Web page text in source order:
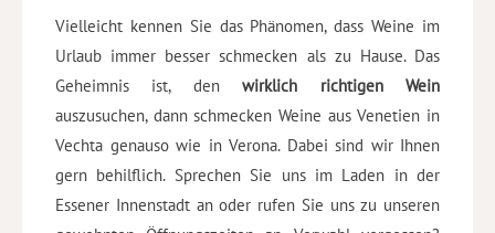
Vielleicht kennen Sie das Phänomen, dass Weine im
Urlaub immer besser schmecken als zu Hause. Das
Geheimnis ist, denwirklich richtigen Wein
auszusuchen, dann schmecken Weine aus Venetien in
Vechta genauso wie in Verona. Dabei sind wir Ihnen
gern behilflich. Sprechen Sie uns im Laden in der
Essener Innenstadt an oder rufen Sie uns zu unseren